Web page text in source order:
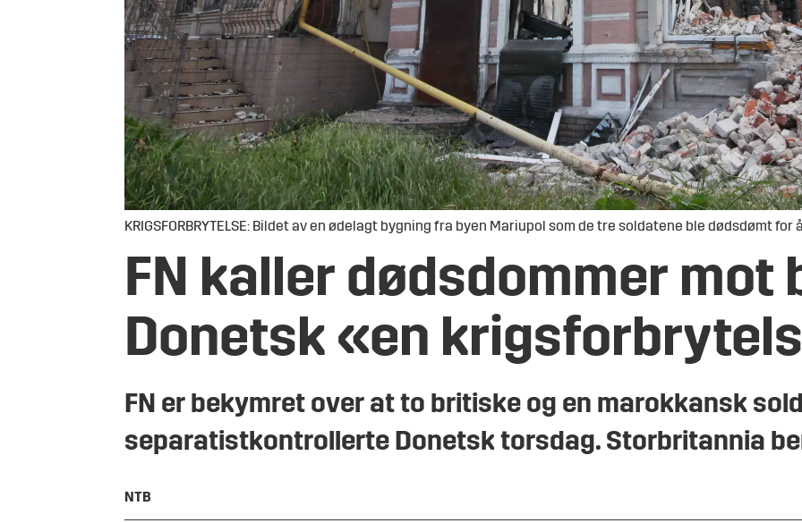
KRIGSFORBRYTELSE: Bildet av en ødelagt bygning fra byen Mariupol som de tre soldatene ble dødsdømt for
FN kaller dødsdommer mot
Donetsk «en
FN er bekymret over at to britiske og en marokkansk
separatistkontrollerte Donetsk torsdag. Storbritannia
NTB